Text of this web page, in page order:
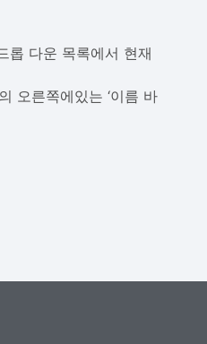
롭 다운 목록에서 현재
오른쪽에있는 ‘이름 바